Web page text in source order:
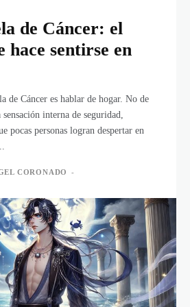
de Cáncer: el
hace sentirse en
de Cáncer es hablar de hogar. No de
interna de seguridad,
pocas personas logran despertar en
CORONADO -